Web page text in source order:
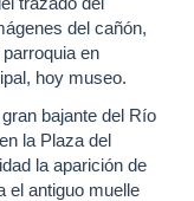
del cañón,
en
hoy museo.
bajante del Río
la Plaza del
la aparición de
el antiguo muelle